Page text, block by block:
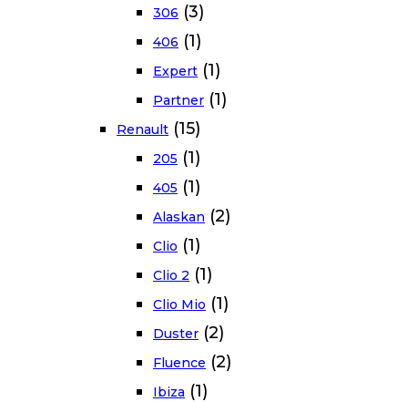
306 (3)
406 (1)
Expert (1)
Partner (1)
Renault (15)
205 (1)
405 (1)
Alaskan (2)
Clio (1)
Clio 2 (1)
Clio Mio (1)
Duster (2)
Fluence (2)
Ibiza (1)